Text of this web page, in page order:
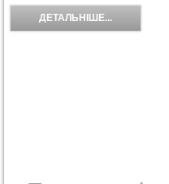
ДЕТАЛЬНІШЕ...